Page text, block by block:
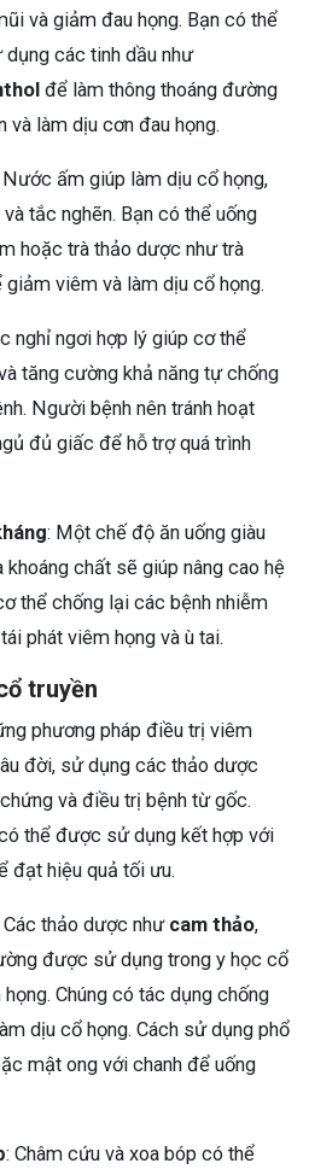
và giảm đau họng. Bạn có thể
các tinh dầu như
để làm thông thoáng đường
và làm dịu cơn đau họng.
Nước ấm giúp làm dịu cổ họng,
tắc nghẽn. Bạn có thể uống
hoặc trà thảo dược như trà
viêm và làm dịu cổ họng.
nghỉ ngơi hợp lý giúp cơ thể
tăng cường khả năng tự chống
Người bệnh nên tránh hoạt
đủ giấc để hỗ trợ quá trình
: Một chế độ ăn uống giàu
khoáng chất sẽ giúp nâng cao hệ
thể chống lại các bệnh nhiễm
phát viêm họng và ù tai.
truyền
phương pháp điều trị viêm
đời, sử dụng các thảo dược
và điều trị bệnh từ gốc.
thể được sử dụng kết hợp với
đạt hiệu quả tối ưu.
Các thảo dược như cam thảo,
được sử dụng trong y học cổ
Chúng có tác dụng chống
dịu cổ họng. Cách sử dụng phổ
mật ong với chanh để uống
: Châm cứu và xoa bóp có thể